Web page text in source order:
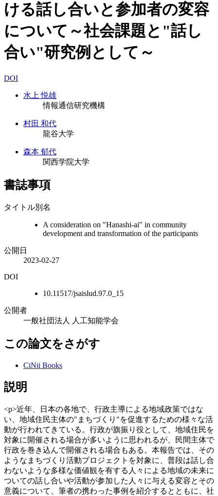
ける話し合いと参加者の変容
について～社会課題と"話し
合い"研究例として～
DOI
水上 悦雄
情報通信研究機構
村田 和代
龍谷大学
森本 郁代
関西学院大学
書誌事項
タイトル別名
A consideration on "Hanashi-ai" in community
development and transformation of the participants
公開日
2023-02-27
DOI
10.11517/jsaislud.97.0_15
公開者
一般社団法人 人工知能学会
この論文をさがす
CiNii Books
説明
<p>近年、日本の各地で、行政主導による地域政策ではな
い、地域住民主体の"まちづくり"を促進するための様々な活
動が行われてきている。行政が旗振り役として、地域住民を
対象に開催される場合が多いように思われるが、民間主体で
行政を巻き込んで開催される場合もある。本報告では、その
ようなまちづくり活動プロジェクトを対象に、普段は話し合
わないような多様な価値観を有する人々による地域の未来に
ついての話し合いや活動が参加した人々に与える変容とその
意義について、筆者の携わった事例を紹介するとともに、社